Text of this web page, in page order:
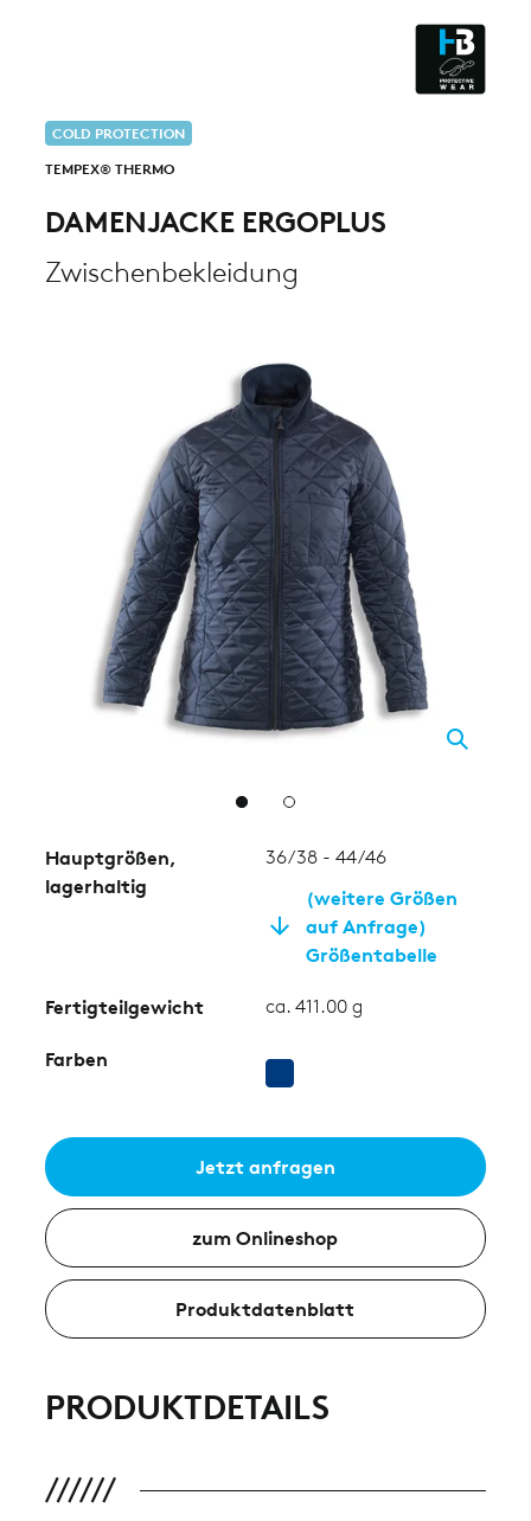
COLD PROTECTION
TEMPEX® THERMO
DAMENJACKE ERGOPLUS
Zwischenbekleidung
Hauptgrößen,
lagerhaltig
36/38 - 44/46
(weitere Größen
auf Anfrage)
Größentabelle
Fertigteilgewicht ca. 411.00 g
Farben
Jetzt anfragen
zum Onlineshop
Produktdatenblatt
PRODUKTDETAILS